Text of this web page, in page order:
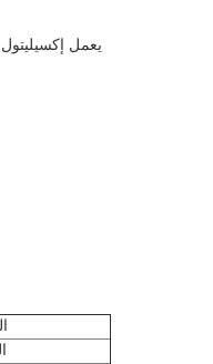
يعمل